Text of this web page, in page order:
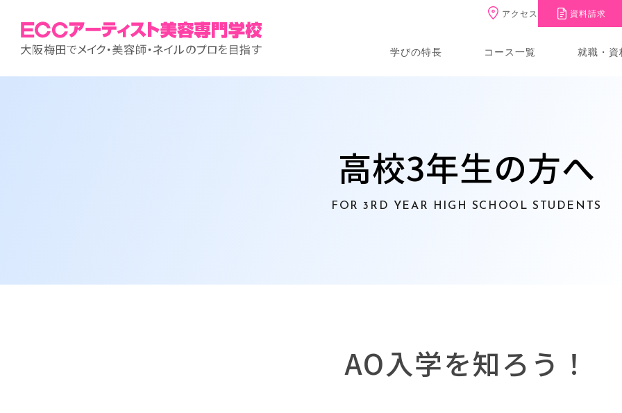
アクセス 資料請求
学びの特長 コース一覧 就職・資
高校3年生の方へ
FOR 3RD YEAR HIGH SCHOOL STUDENTS
AO入学を知ろう！